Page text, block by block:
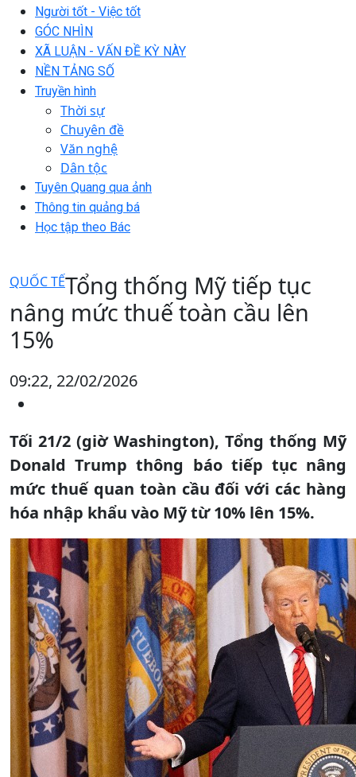
Người tốt - Việc tốt
GÓC NHÌN
XÃ LUẬN - VẤN ĐỀ KỲ NÀY
NỀN TẢNG SỐ
Truyền hình
Thời sự
Chuyên đề
Văn nghệ
Dân tộc
Tuyên Quang qua ảnh
Thông tin quảng bá
Học tập theo Bác
QUỐC TẾTổng thống Mỹ tiếp tục
nâng mức thuế toàn cầu lên
15%
09:22, 22/02/2026
Tối 21/2 (giờ Washington), Tổng thống Mỹ
Donald Trump thông báo tiếp tục nâng
mức thuế quan toàn cầu đối với các hàng
hóa nhập khẩu vào Mỹ từ 10% lên 15%.